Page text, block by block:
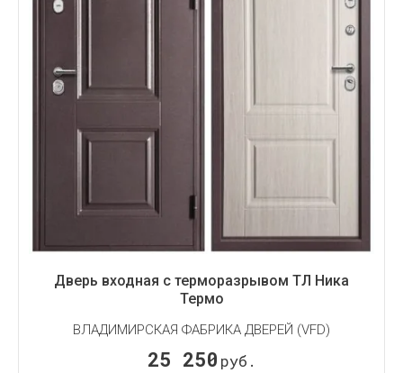
Дверь входная с терморазрывом ТЛ Ника
Термо
ВЛАДИМИРСКАЯ ФАБРИКА ДВЕРЕЙ (VFD)
25 250 руб.